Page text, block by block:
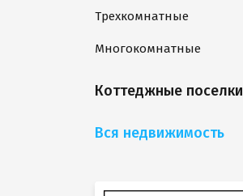
Трехкомнатные
Многокомнатные
Коттеджные поселки
Вся недвижимость